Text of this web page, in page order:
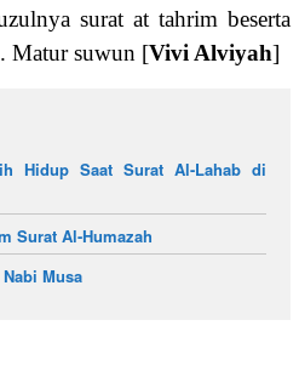
surat at tahrim beserta
Matur suwun [Vivi Alviyah]
Hidup Saat Surat Al-Lahab di
Surat Al-Humazah
Musa